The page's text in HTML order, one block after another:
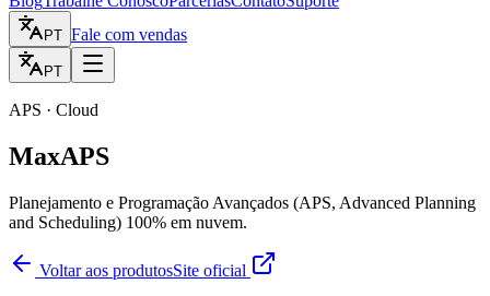
PT Fale com vendas
PT
APS · Cloud
MaxAPS
Planejamento e Programação Avançados (APS, Advanced Planning
and Scheduling) 100% em nuvem.
Voltar aos produtosSite oficial